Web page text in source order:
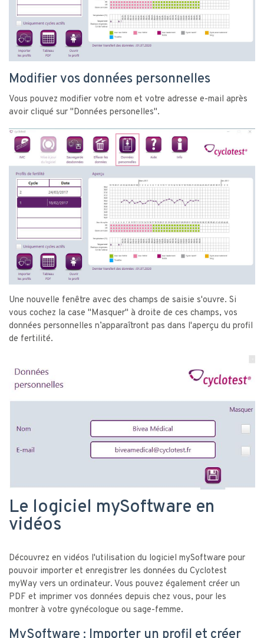
Modifier vos données personnelles
Vous pouvez modifier votre nom et votre adresse e-mail après
avoir cliqué sur "Données personelles".
Une nouvelle fenêtre avec des champs de saisie s'ouvre. Si
vous cochez la case "Masquer" à droite de ces champs, vos
données personnelles n’apparaîtront pas dans l'aperçu du profil
de fertilité.
Le logiciel mySoftware en
vidéos
Découvrez en vidéos l'utilisation du logiciel mySoftware pour
pouvoir importer et enregistrer les données du Cyclotest
myWay vers un ordinateur. Vous pouvez également créer un
PDF et imprimer vos données depuis chez vous, pour les
montrer à votre gynécologue ou sage-femme.
MySoftware : Importer un profil et créer